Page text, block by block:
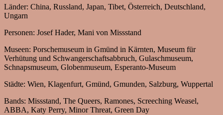
Länder: China, Russland, Japan, Tibet, Österreich, Deutschland,
Ungarn
Personen: Josef Hader, Mani von Missstand
Museen: Porschemuseum in Gmünd in Kärnten, Museum für
Verhütung und Schwangerschaftsabbruch, Gulaschmuseum,
Schnapsmuseum, Globenmuseum, Esperanto-Museum
Städte: Wien, Klagenfurt, Gmünd, Gmunden, Salzburg, Wuppertal
Bands: Missstand, The Queers, Ramones, Screeching Weasel,
ABBA, Katy Perry, Minor Threat, Green Day